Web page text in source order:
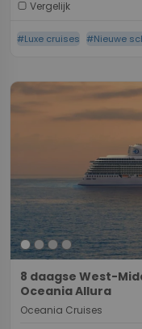
Vergelijk
#Luxe cruises #Nieuwe
8 daagse West-
Oceania Allura
Oceania Cruises